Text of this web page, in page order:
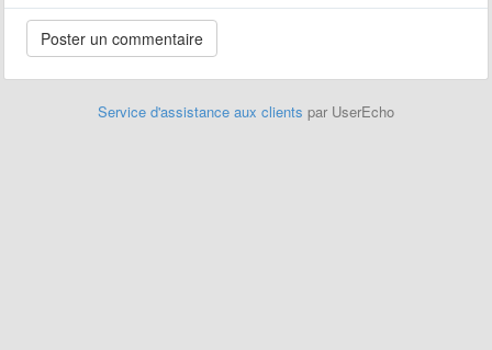
Service d'assistance aux clients par UserEcho